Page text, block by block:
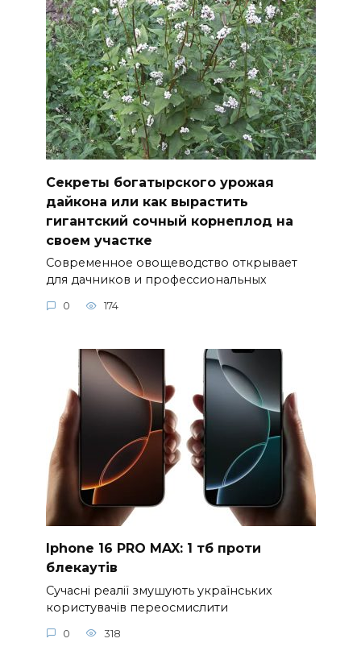
Секреты богатырского урожая
дайкона или как вырастить
гигантский сочный корнеплод на
своем участке
Современное овощеводство открывает
для дачников и профессиональных
0 174
Iphone 16 PRO MAX: 1 тб проти
блекаутів
Сучасні реалії змушують українських
користувачів переосмислити
0 318